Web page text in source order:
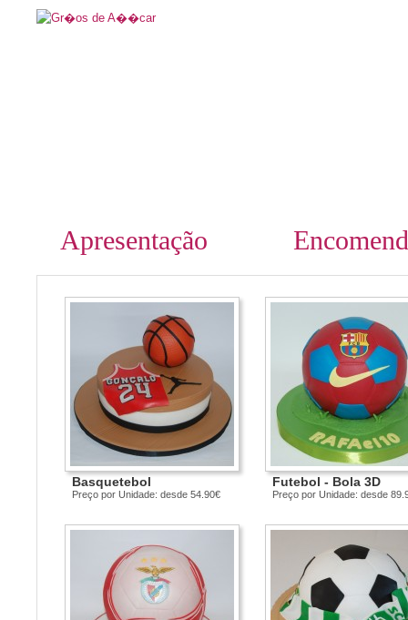
Apresentação
Basquetebol
Preço por Unidade: desde 54.90€
Futebol - Bola 3D
Preço por Unidade: desde